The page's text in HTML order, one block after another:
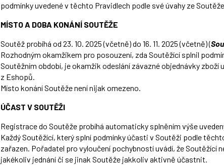
podmínky uvedené v těchto Pravidlech podle své úvahy ze
MÍSTO A DOBA KONÁNÍ SOUTĚŽE
Soutěž probíhá od 23. 10. 2025 (včetně) do 16. 11. 2025 (včetně) (
Rozhodným okamžikem pro posouzení, zda Soutěžící splnil
Soutěžním období, je okamžik odeslání závazné objednávky
z Eshopů.
Místo konání Soutěže není nijak omezeno.
ÚČAST V SOUTĚŽI
Registrace do Soutěže probíhá automaticky splněním výše
Každý Soutěžící, který splní podmínky účasti v Soutěži podle
zařazen. Pořadatel pro vyloučení pochybností uvádí, že Soutěžící
jakékoliv jednání či se jinak Soutěže jakkoliv aktivně účastnit.